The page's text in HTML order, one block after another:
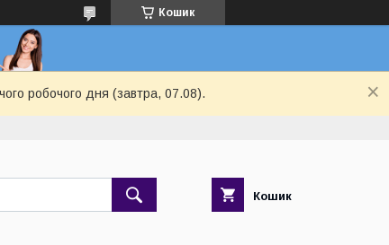
Кошик
робочого дня (завтра, 07.08).
Кошик